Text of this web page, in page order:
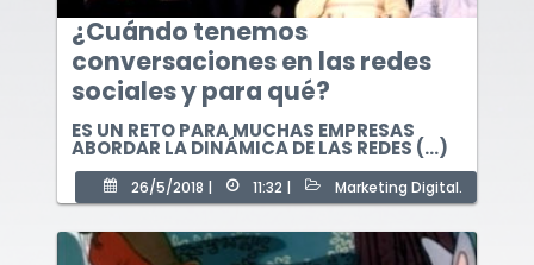
¿Cuándo tenemos
conversaciones en las redes
sociales y para qué?
ES UN RETO PARA MUCHAS EMPRESAS
ABORDAR LA DINÁMICA DE LAS REDES (...)
26/5/2018 | 11:32 | Marketing Digital.
Escríbeme
Conversemos
mundo responsive